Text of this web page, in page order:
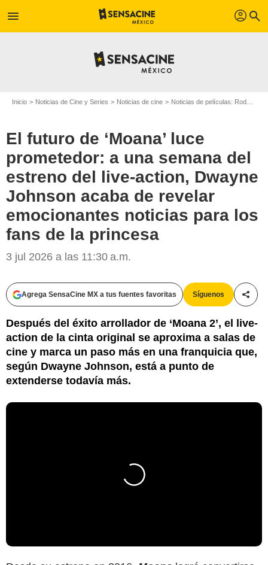
menu profil search
Inicio Noticias de Cine y Series Noticias de cine Noticias de películas: Rodajes
El futuro de ‘Moana’ luce
prometedor: a una semana del
estreno del live-action, Dwayne
Johnson acaba de revelar
emocionantes noticias para los
fans de la princesa
3 jul 2026 a las 11:30 a.m.
Agrega SensaCine MX a tus fuentes favoritas Síguenos
Después del éxito arrollador de ‘Moana 2’, el live-
action de la cinta original se aproxima a salas de
cine y marca un paso más en una franquicia que,
según Dwayne Johnson, está a punto de
extenderse todavía más.